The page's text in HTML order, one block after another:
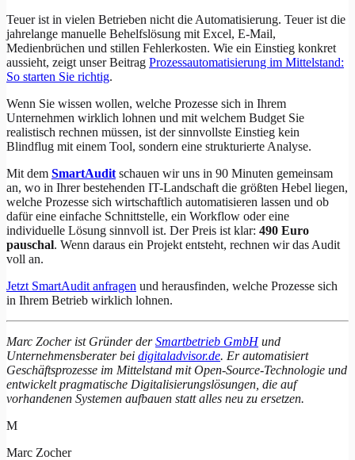
Teuer ist in vielen Betrieben nicht die Automatisierung. Teuer ist die
jahrelange manuelle Behelfslösung mit Excel, E-Mail,
Medienbrüchen und stillen Fehlerkosten. Wie ein Einstieg konkret
aussieht, zeigt unser Beitrag Prozessautomatisierung im Mittelstand:
So starten Sie richtig.
Wenn Sie wissen wollen, welche Prozesse sich in Ihrem
Unternehmen wirklich lohnen und mit welchem Budget Sie
realistisch rechnen müssen, ist der sinnvollste Einstieg kein
Blindflug mit einem Tool, sondern eine strukturierte Analyse.
Mit dem SmartAudit schauen wir uns in 90 Minuten gemeinsam
an, wo in Ihrer bestehenden IT-Landschaft die größten Hebel liegen,
welche Prozesse sich wirtschaftlich automatisieren lassen und ob
dafür eine einfache Schnittstelle, ein Workflow oder eine
individuelle Lösung sinnvoll ist. Der Preis ist klar: 490 Euro
pauschal. Wenn daraus ein Projekt entsteht, rechnen wir das Audit
voll an.
Jetzt SmartAudit anfragen und herausfinden, welche Prozesse sich
in Ihrem Betrieb wirklich lohnen.
Marc Zocher ist Gründer derSmartbetrieb GmbHund
Unternehmensberater bei digitaladvisor.de. Er automatisiert
Geschäftsprozesse im Mittelstand mit Open-Source-Technologie und
entwickelt pragmatische Digitalisierungslösungen, die auf
vorhandenen Systemen aufbauen statt alles neu zu ersetzen.
M
Marc Zocher